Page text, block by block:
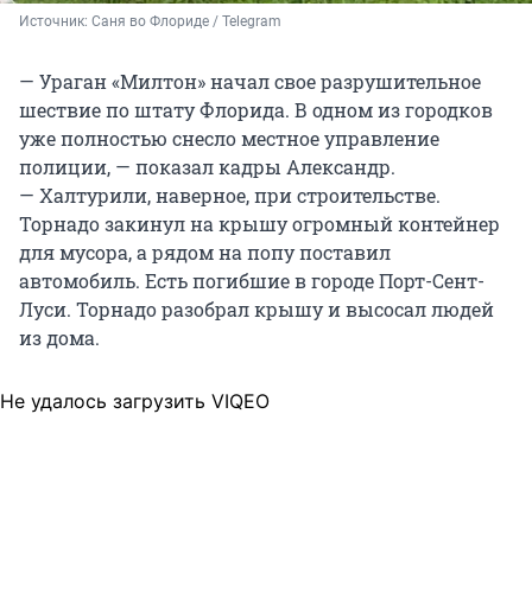
Источник: Саня во Флориде / Telegram
— Ураган «Милтон» начал свое разрушительное
шествие по штату Флорида. В одном из городков
уже полностью снесло местное управление
полиции, — показал кадры Александр.
— Халтурили, наверное, при строительстве.
Торнадо закинул на крышу огромный контейнер
для мусора, а рядом на попу поставил
автомобиль. Есть погибшие в городе Порт-Сент-
Луси. Торнадо разобрал крышу и высосал людей
из дома.
Не удалось загрузить VIQEO